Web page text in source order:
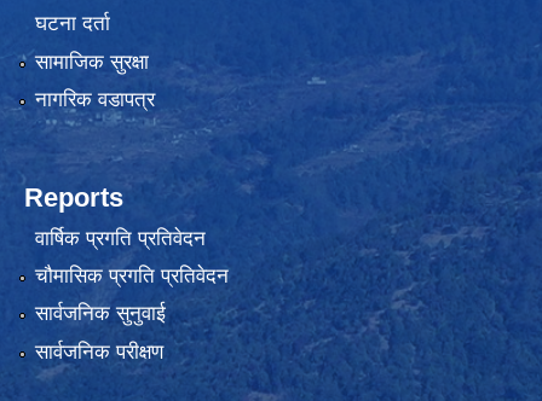
घटना दर्ता
सामाजिक सुरक्षा
नागरिक वडापत्र
Reports
वार्षिक प्रगति प्रतिवेदन
चौमासिक प्रगति प्रतिवेदन
सार्वजनिक सुनुवाई
सार्वजनिक परीक्षण